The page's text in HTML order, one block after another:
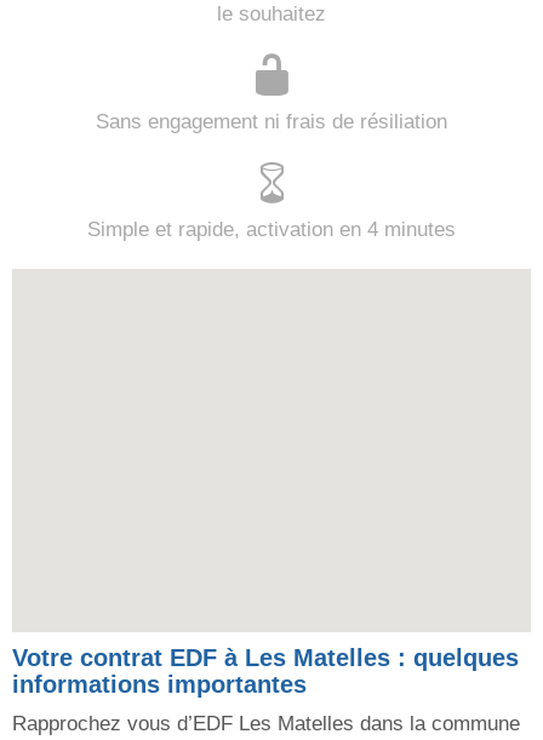
le souhaitez
Sans engagement ni frais de résiliation
Simple et rapide, activation en 4 minutes
Votre contrat EDF à Les Matelles : quelques
informations importantes
Rapprochez vous d’EDF Les Matelles dans la commune